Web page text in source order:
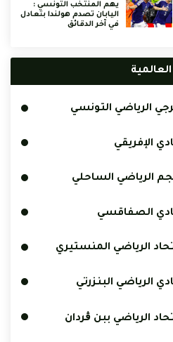
يهم المنتخب التونسي :
اليابان تصدم هولندا بتعادل
في آخر الدقائق
الرياضي التونسي
الإفريقي
الرياضي الساحلي
الصفاقسي
الرياضي المنستيري
الرياضي البنزرتي
الرياضي ببن ڨردان